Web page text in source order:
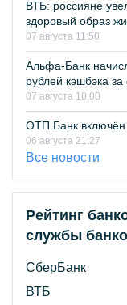
ВТБ: россияне
здоровый образ
07 августа 11:50
Альфа-Банк
рублей кэшбэка
07 августа 10:00
ОТП Банк
06 августа 21:27
Все новости
Рейтинг
службы
СберБанк
ВТБ